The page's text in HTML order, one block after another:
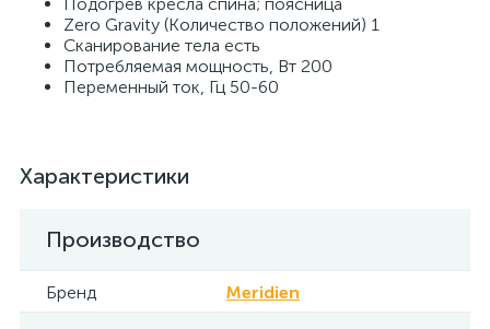
Zero Gravity (Количество положений) 1
Сканирование тела есть
Потребляемая мощность, Вт 200
Переменный ток, Гц 50-60
Характеристики
Производство
Бренд Meridien